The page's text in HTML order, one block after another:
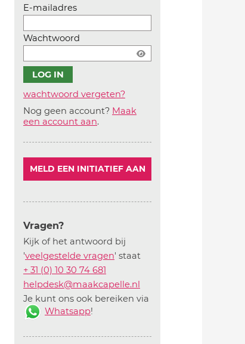
E-mailadres
Wachtwoord
wachtwoord vergeten?
Nog geen account? Maak
een account aan.
MELD EEN INITIATIEF AAN
Vragen?
Kijk of het antwoord bij
'veelgestelde vragen' staat
+ 31 (0) 10 30 74 681
helpdesk@maakcapelle.nl
Je kunt ons ook bereiken via
Whatsapp!